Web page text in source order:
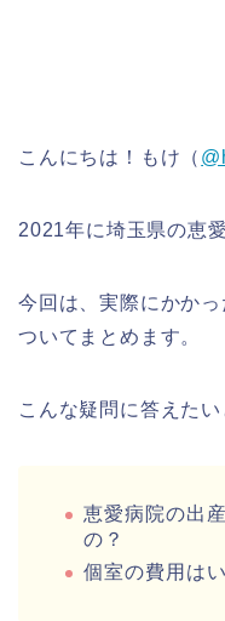
こんにちは！もけ（
2021年に埼玉県の恵
今回は、実際にかかっ
ついてまとめます。
こんな疑問に答えたい
恵愛病院の出
の？
個室の費用は